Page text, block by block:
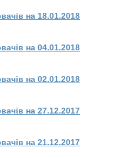
на 18.01.2018
на 04.01.2018
на 02.01.2018
на 27.12.2017
на 21.12.2017